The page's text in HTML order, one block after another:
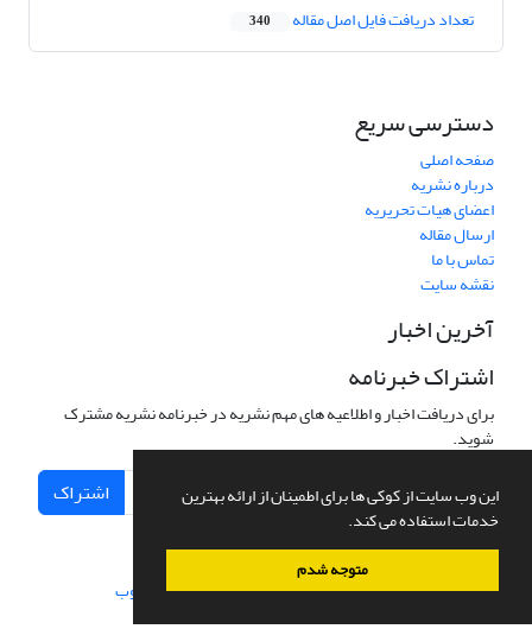
این وب سایت از کوکی ها برای اطمینان از ارائه بهترین
خدمات استفاده می کند.
متوجه شدم
تعداد دریافت فایل اصل مقاله 340
دسترسی سریع
صفحه اصلی
درباره نشریه
اعضای هیات تحریریه
ارسال مقاله
تماس با ما
نقشه سایت
آخرین اخبار
اشتراک خبرنامه
برای دریافت اخبار و اطلاعیه های مهم نشریه در خبرنامه نشریه مشترک
شوید.
اشتراک
سامانه مدیریت نشریات علمی.طراحی و پیاده سازی از سیناوب